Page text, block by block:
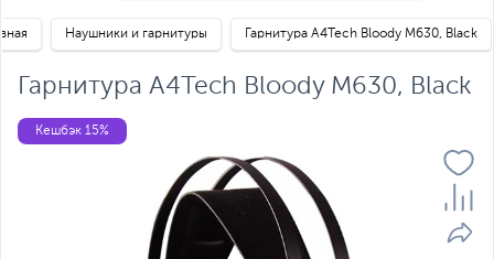
Наушники и гарнитуры Гарнитура A4Tech Bloody M630, Black
Гарнитура A4Tech Bloody M630, Black
Кешбэк 15%